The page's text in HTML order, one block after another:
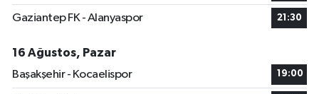
Gaziantep FK - Alanyaspor 21:30
16 Ağustos, Pazar
Başakşehir - Kocaelispor
19:00